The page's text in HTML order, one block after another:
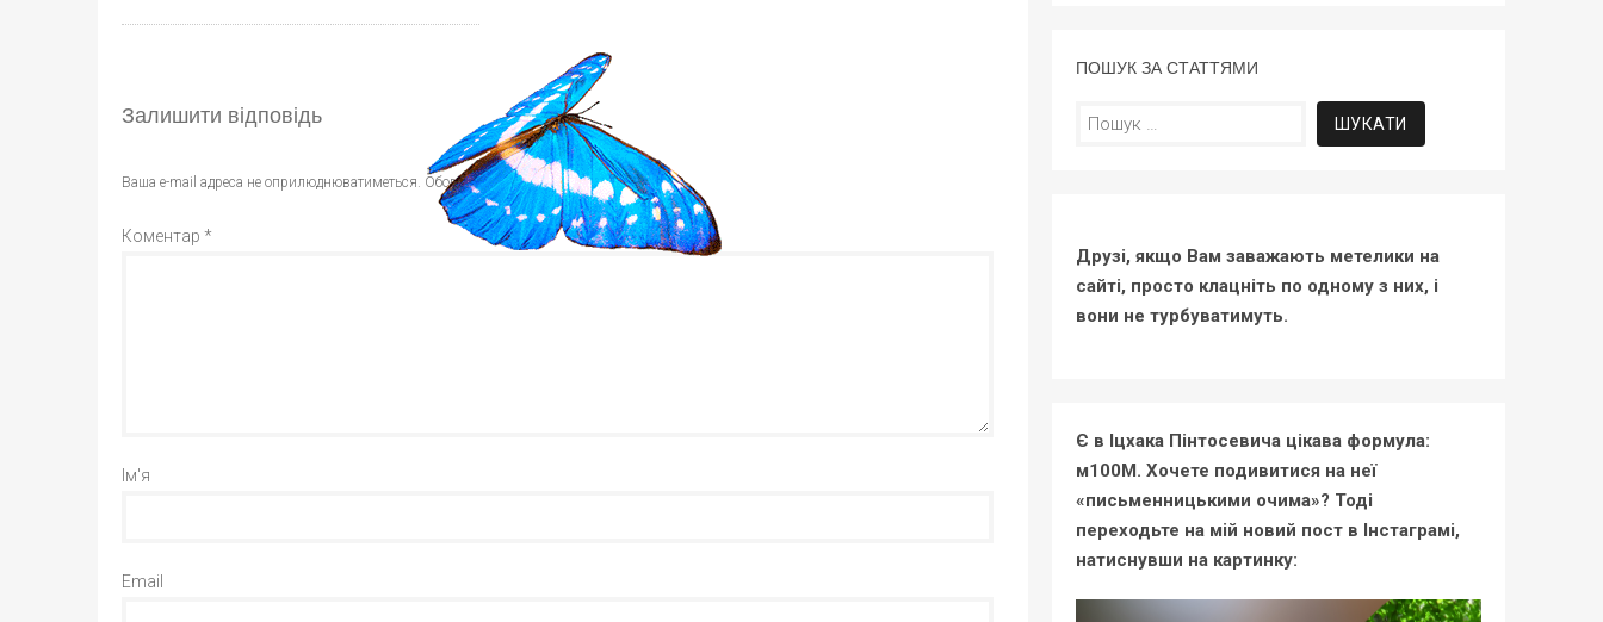
Залишити відповідь
Ваша e-mail адреса не оприлюднюватиметься. Обов’язкові поля позначені*
Коментар *
Ім'я
Email
ПОШУК ЗА СТАТТЯМИ
Пошук:
Друзі, якщо Вам заважають метелики на
сайті, просто клацніть по одному з них, і
вони не турбуватимуть.
Є в Іцхака Пінтосевича цікава формула:
м100М. Хочете подивитися на неї
«письменницькими очима»? Тоді
переходьте на мій новий пост в Інстаграмі,
натиснувши на картинку: